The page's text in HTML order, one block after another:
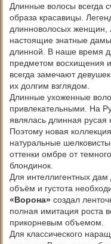
Длинные волосы всегда
образа красавицы.
длинноволосых женщин,
настоящие знатные
длинной. В наше время
предметом восхищения
всегда замечают
их долгим взглядом.
Длинные ухоженные
привлекательными. На
являлась длинная русая
Поэтому новая
натуральные
оттенки омбре от
блондинок.
Для интеллигентных
объём и густота
«Ворона» создал
полная имитация роста
прикорневым объемом.
Для классического